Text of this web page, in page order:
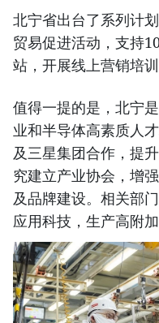
北宁省出台了系列计
贸易促进活动，支持
站，开展线上营销培训
值得一提的是，北宁
业和半导体高素质人
及三星集团合作，提
究建立产业协会，增
及品牌建设。相关部
应用科技，生产高附加